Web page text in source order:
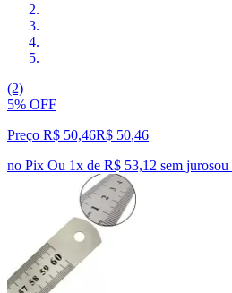
(2)
5% OFF
Preço R$ 50,46R$ 50,46
no Pix Ou 1x de R$ 53,12 sem jurosou